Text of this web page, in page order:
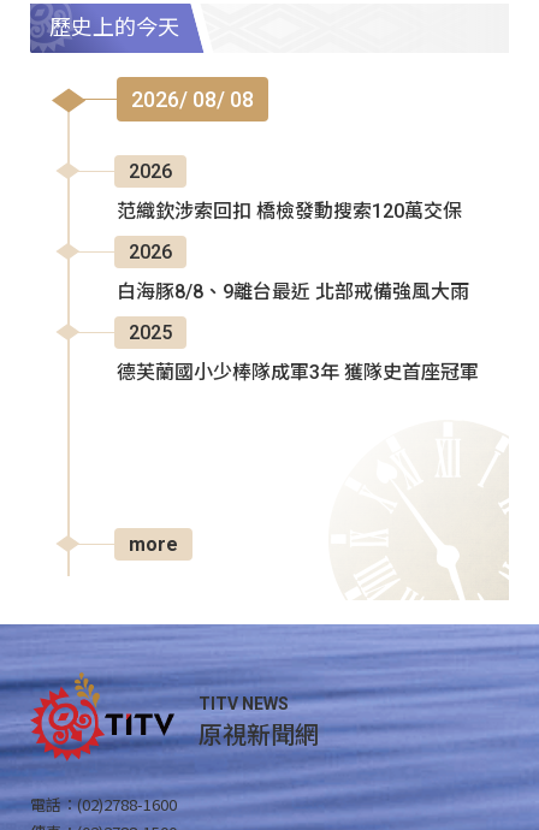
歷史上的今天
2026/ 08/ 08
2026
范織欽涉索回扣 橋檢發動搜索120萬交保
2026
白海豚8/8、9離台最近 北部戒備強風大雨
2025
德芙蘭國小少棒隊成軍3年 獲隊史首座冠軍
more
TITV NEWS
原視新聞網
電話：(02)2788-1600